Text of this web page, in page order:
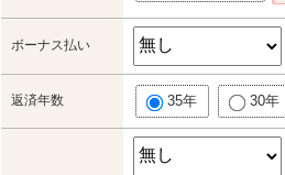
ボーナス払い
返済年数 35年 30年